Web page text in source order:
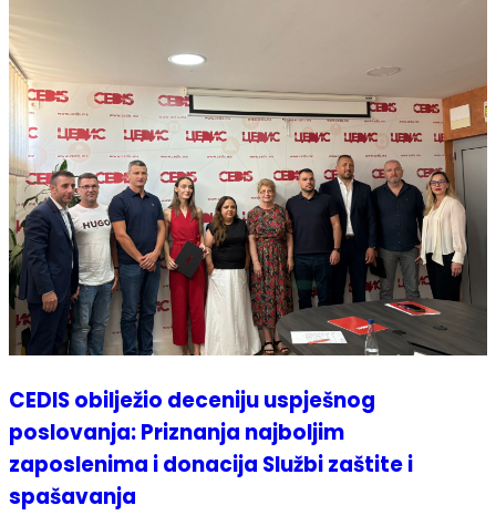
CEDIS obilježio deceniju uspješnog
poslovanja: Priznanja najboljim
zaposlenima i donacija Službi zaštite i
spašavanja